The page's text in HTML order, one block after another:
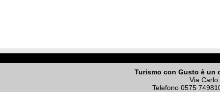
Turismo con Gusto è un
Via
Telefono 0575